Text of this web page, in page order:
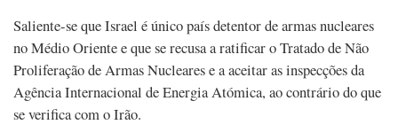
Saliente-se que Israel é único país detentor de armas nucleares
no Médio Oriente e que se recusa a ratificar o Tratado de Não
Proliferação de Armas Nucleares e a aceitar as inspecções da
Agência Internacional de Energia Atómica, ao contrário do que
se verifica com o Irão.